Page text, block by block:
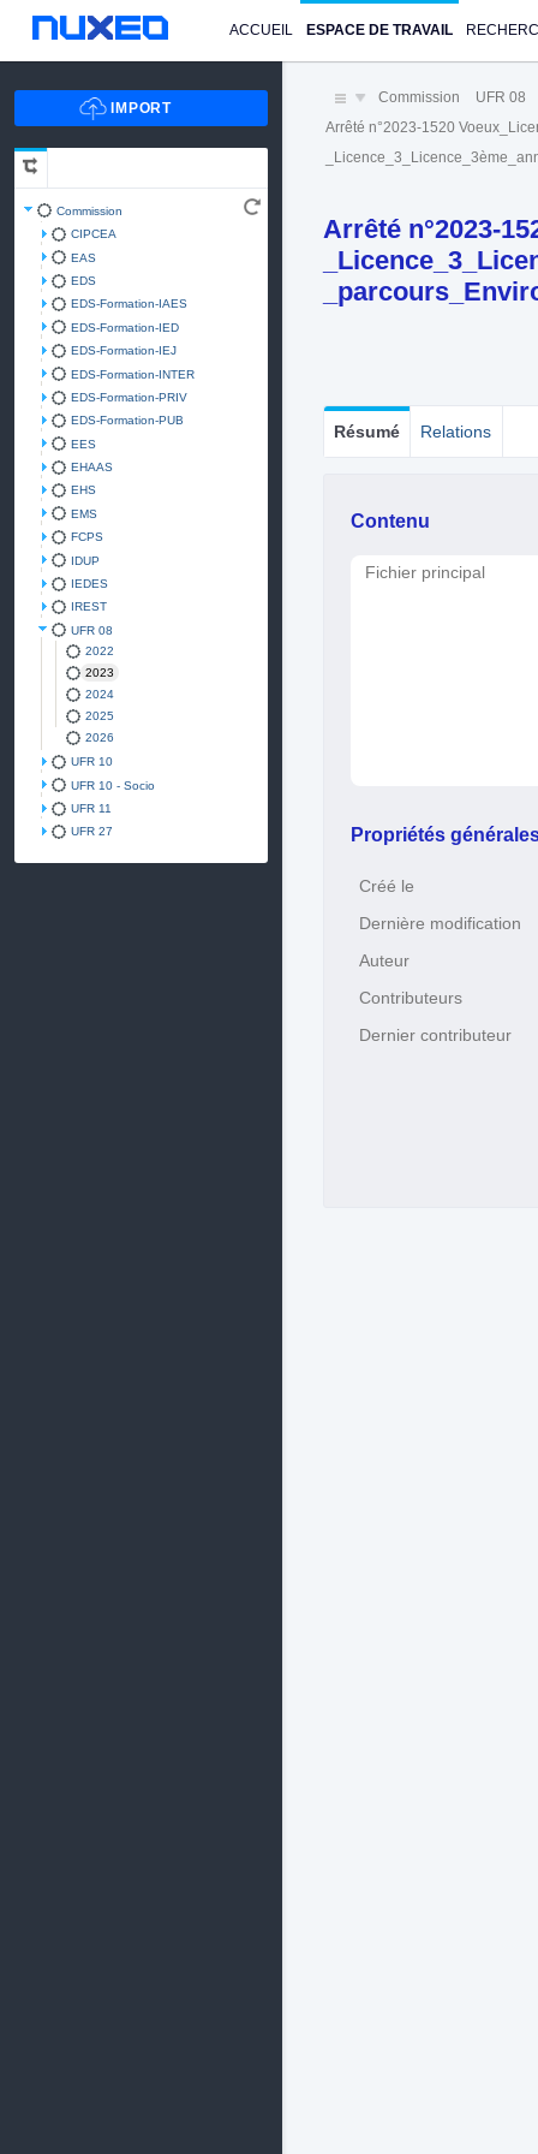
ACCUEIL ESPACE DE TRAVAIL
Commission
CIPCEA
EAS
EDS
EDS-Formation-IAES
EDS-Formation-IED
EDS-Formation-IEJ
EDS-Formation-INTER
EDS-Formation-PRIV
EDS-Formation-PUB
EES
EHAAS
EHS
EMS
FCPS
IDUP
IEDES
IREST
UFR 08
2022
2023
2024
2025
2026
UFR 10
UFR 10 - Socio
UFR 11
UFR 27
Commission UFR 08
Arrêté n°2023-1520
Arrêté n°2023-
Résumé Relations
Contenu
Fichier principal
Propriétés
Créé le
Dernière modification
Auteur
Contributeurs
Dernier contributeur